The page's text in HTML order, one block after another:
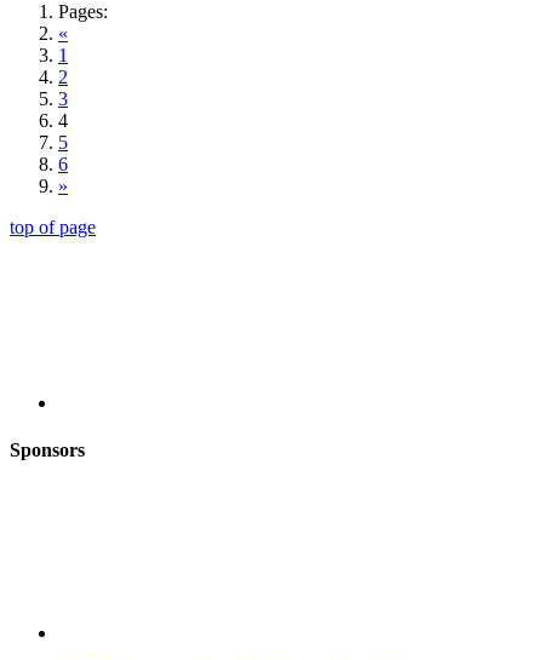
Pages:
«
1
2
3
4
5
6
»
top of page
Sponsors